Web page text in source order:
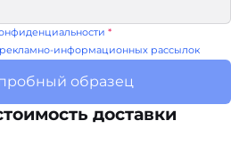
*
рекламно-информационных рассылок
пробный образец
доставки